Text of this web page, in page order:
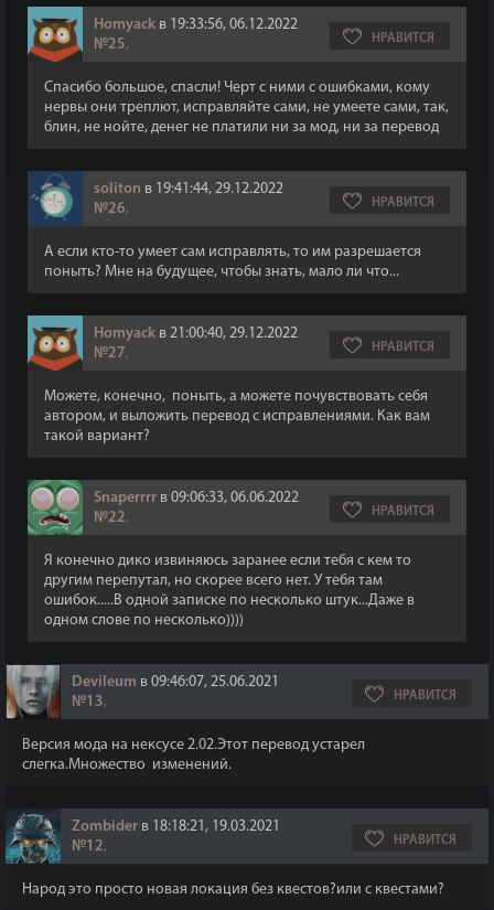
Homyack в 19:33:56, 06.12.2022
№25, НРАВИТСЯ
Спасибо большое, спасли! Черт с ними с ошибками, кому
нервы они треплют, исправляйте сами, не умеете сами, так,
блин, не нойте, денег не платили ни за мод, ни за перевод
soliton в 19:41:44, 29.12.2022
№26, НРАВИТСЯ
А если кто-то умеет сам исправлять, то им разрешается
поныть? Мне на будущее, чтобы знать, мало ли что...
Homyack в 21:00:40, 29.12.2022
№27, НРАВИТСЯ
Можете, конечно, поныть, а можете почувствовать себя
автором, и выложить перевод с исправлениями. Как вам
такой вариант?
Snaperrrr в 09:06:33, 06.06.2022
№22, НРАВИТСЯ
Я конечно дико извиняюсь заранее если тебя с кем то
другим перепутал, но скорее всего нет. У тебя там
ошибок.....В одной записке по несколько штук...Даже в
одном слове по несколько))))
Devileum в 09:46:07, 25.06.2021
№13, НРАВИТСЯ
Версия мода на нексусе 2.02.Этот перевод устарел
слегка.Множество изменений.
Zombider в 18:18:21, 19.03.2021
№12, НРАВИТСЯ
Народ это просто новая локация без квестов?или с квестами?